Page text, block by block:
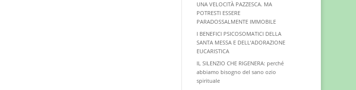
UNA VELOCITÀ PAZZESCA. MA
POTRESTI ESSERE
PARADOSSALMENTE IMMOBILE
I BENEFICI PSICOSOMATICI DELLA
SANTA MESSA E DELL’ADORAZIONE
EUCARISTICA
IL SILENZIO CHE RIGENERA: perché
abbiamo bisogno del sano ozio
spirituale